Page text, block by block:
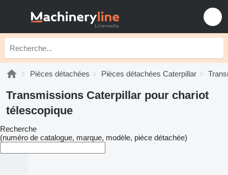
Pièces détachées Pièces détachées Caterpillar
Transmissions Caterpillar pour chariot
télescopique
Recherche
(numéro de catalogue, marque, modèle, pièce détachée)